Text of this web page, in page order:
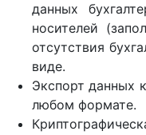
данных
носителей
отсутствия
виде.
Экспорт данных
любом формате.